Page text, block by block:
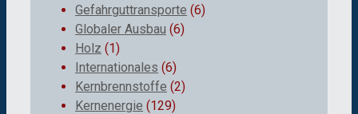
Gefahrguttransporte (6)
Globaler Ausbau (6)
Holz (1)
Internationales (6)
Kernbrennstoffe (2)
Kernenergie (129)